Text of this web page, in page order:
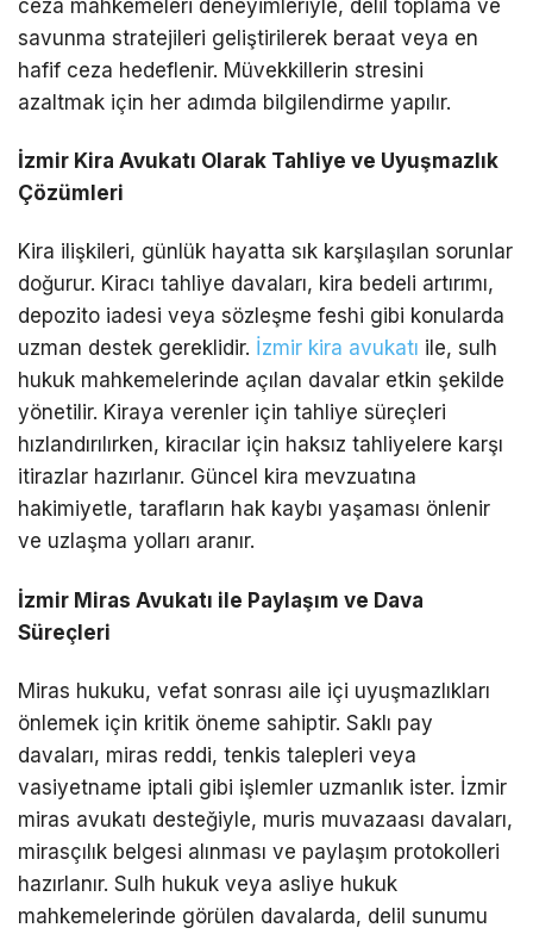
ceza mahkemeleri deneyimleriyle, delil toplama ve
savunma stratejileri geliştirilerek beraat veya en
hafif ceza hedeflenir. Müvekkillerin stresini
azaltmak için her adımda bilgilendirme yapılır.
İzmir Kira Avukatı Olarak Tahliye ve Uyuşmazlık
Çözümleri
Kira ilişkileri, günlük hayatta sık karşılaşılan sorunlar
doğurur. Kiracı tahliye davaları, kira bedeli artırımı,
depozito iadesi veya sözleşme feshi gibi konularda
uzman destek gereklidir. İzmir kira avukatı ile, sulh
hukuk mahkemelerinde açılan davalar etkin şekilde
yönetilir. Kiraya verenler için tahliye süreçleri
hızlandırılırken, kiracılar için haksız tahliyelere karşı
itirazlar hazırlanır. Güncel kira mevzuatına
hakimiyetle, tarafların hak kaybı yaşaması önlenir
ve uzlaşma yolları aranır.
İzmir Miras Avukatı ile Paylaşım ve Dava
Süreçleri
Miras hukuku, vefat sonrası aile içi uyuşmazlıkları
önlemek için kritik öneme sahiptir. Saklı pay
davaları, miras reddi, tenkis talepleri veya
vasiyetname iptali gibi işlemler uzmanlık ister. İzmir
miras avukatı desteğiyle, muris muvazaası davaları,
mirasçılık belgesi alınması ve paylaşım protokolleri
hazırlanır. Sulh hukuk veya asliye hukuk
mahkemelerinde görülen davalarda, delil sunumu